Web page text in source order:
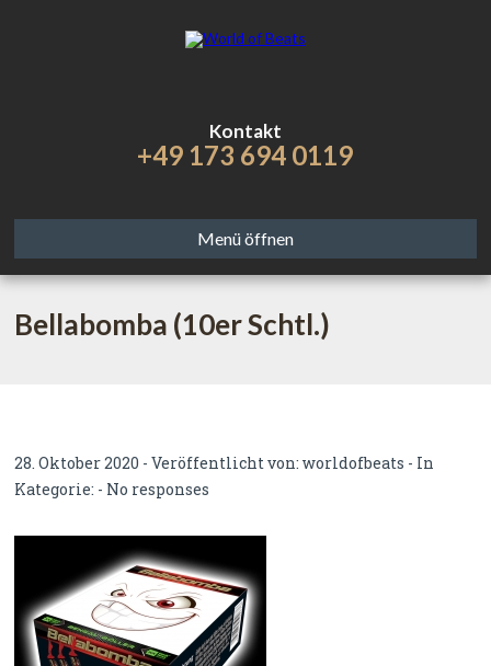
Kontakt
+49 173 694 0119
Menü öffnen
Bellabomba (10er Schtl.)
28. Oktober 2020 - Veröffentlicht von:worldofbeats - In
Kategorie: - No responses